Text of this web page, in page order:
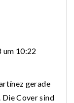
um 10:22
gerade
Die Cover sind